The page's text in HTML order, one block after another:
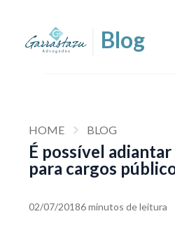
HOME BLOG
É possível adiantar
para cargos
02/07/20186 minutos de leitura